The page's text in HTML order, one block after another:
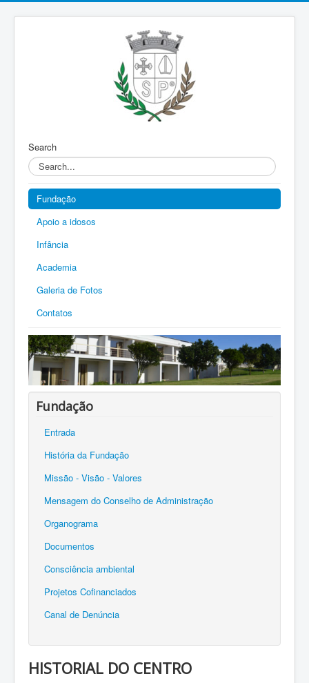
Search
Fundação
Apoio a idosos
Infância
Academia
Galeria de Fotos
Contatos
Fundação
Entrada
História da Fundação
Missão - Visão - Valores
Mensagem do Conselho de Administração
Organograma
Documentos
Consciência ambiental
Projetos Cofinanciados
Canal de Denúncia
HISTORIAL DO CENTRO